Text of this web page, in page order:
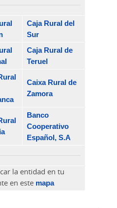
Caja Rural del
Sur
Caja Rural de
Teruel
Caixa Rural de
Zamora
Banco
Cooperativo
Español, S.A
la entidad en tu
en este mapa